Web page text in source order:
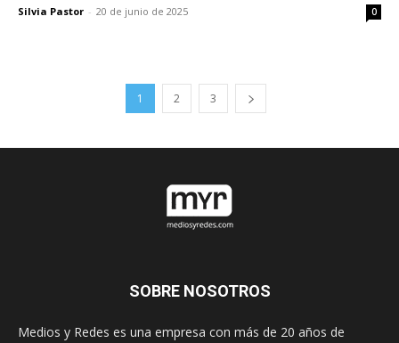
Silvia Pastor - 20 de junio de 2025 0
1 2 3
SOBRE NOSOTROS
Medios y Redes es una empresa con más de 20 años de